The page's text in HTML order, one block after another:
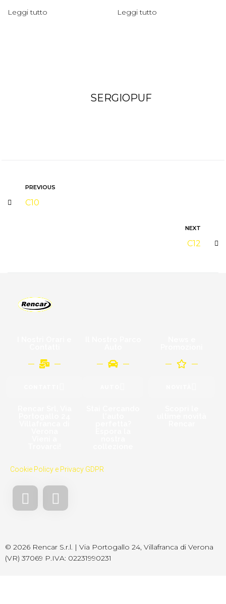
Leggi tutto Leggi tutto
SERGIOPUF
PREVIOUS
C10
NEXT
C12
Cookie Policy e Privacy GDPR
© 2026 Rencar S.r.l. | Via Portogallo 24, Villafranca di Verona
(VR) 37069 P.IVA: 02231990231